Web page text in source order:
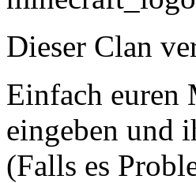
Dieser Clan
Einfach euren
eingeben und
(Falls es